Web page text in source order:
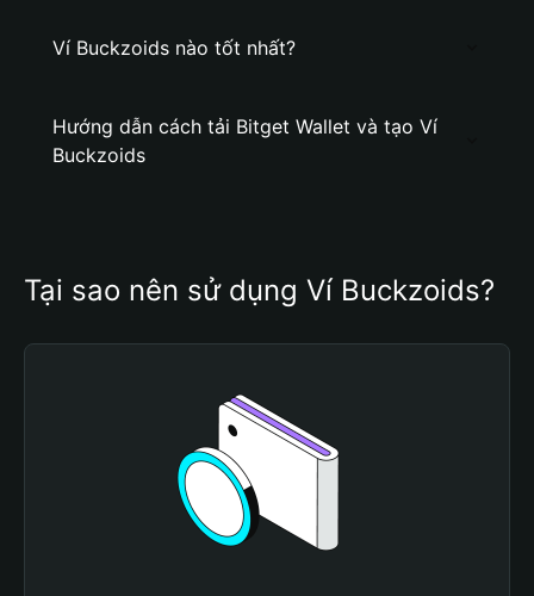
Ví Buckzoids nào tốt nhất?
Hướng dẫn cách tải Bitget Wallet và tạo Ví
Buckzoids
Tại sao nên sử dụng Ví Buckzoids?